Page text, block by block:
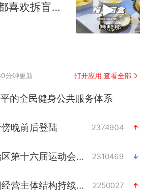
喜欢拆盲盒
分钟更新 打开应用 查看全部
的全民健身公共服务体系
晚前后登陆 2374904
内蒙古自治区第十六届运动会开幕 2310469
上半年我国经营主体结构持续优化 2250027